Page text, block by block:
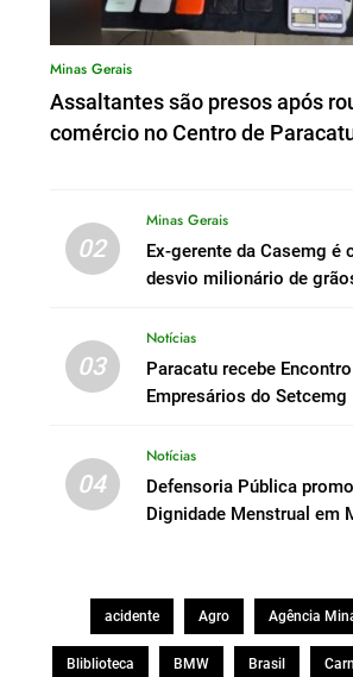
Minas Gerais
Assaltantes são presos após
comércio no Centro de
02
Minas Gerais
Ex-gerente da Casemg é
desvio milionário de
03
Notícias
Paracatu recebe
Empresários do Setcemg
04
Notícias
Defensoria Pública
Dignidade Menstrual em
acidente Agro Agência
Bliblioteca BMW Brasil